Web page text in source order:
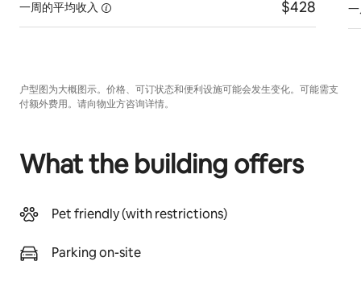
一周的平均收入 $428
户型图为大概图示。价格、可订状态和便利设施可能会发生变化。可能需支
付额外费用。请向物业方咨询详情。
What the building offers
Pet friendly (with restrictions)
Parking on-site